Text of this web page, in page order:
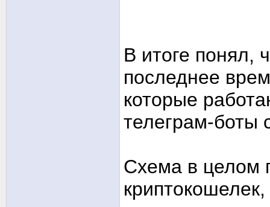
В итоге понял,
последнее
которые
телеграм-боты
Схема в целом